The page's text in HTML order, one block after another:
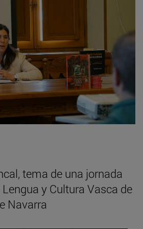
tema de una jornada
y Cultura Vasca de
Navarra